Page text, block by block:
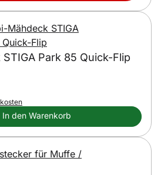
Park 85 Quick-Flip
In den Warenkorb